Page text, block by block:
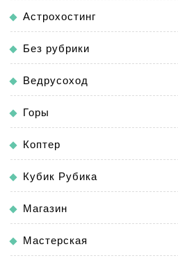
Астрохостинг
Без рубрики
Ведрусоход
Горы
Коптер
Кубик Рубика
Магазин
Мастерская